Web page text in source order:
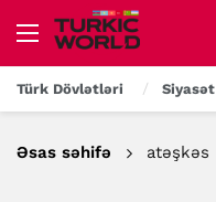
Türk Dövlətləri Siyasət
Əsas səhifə atəşkəs